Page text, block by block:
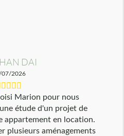
DAI
2026
Marion pour nous
étude d'un projet de
appartement en location.
plusieurs aménagements